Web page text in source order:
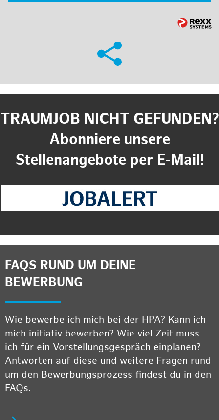
TRAUMJOB NICHT GEFUNDEN?
Abonniere unsere
Stellenangebote per E-Mail!
FAQS RUND UM DEINE
BEWERBUNG
Wie bewerbe ich mich bei der HPA? Kann ich
mich initiativ bewerben? Wie viel Zeit muss
ich für ein Vorstellungsgespräch einplanen?
Antworten auf diese und weitere Fragen rund
um den Bewerbungsprozess findest du in den
FAQs.